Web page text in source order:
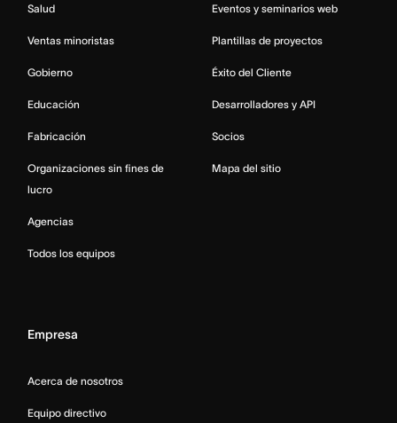
Salud
Ventas minoristas
Gobierno
Educación
Fabricación
Organizaciones sin fines de
lucro
Agencias
Todos los equipos
Eventos y seminarios web
Plantillas de proyectos
Éxito del Cliente
Desarrolladores y API
Socios
Mapa del sitio
Empresa
Acerca de nosotros
Equipo directivo